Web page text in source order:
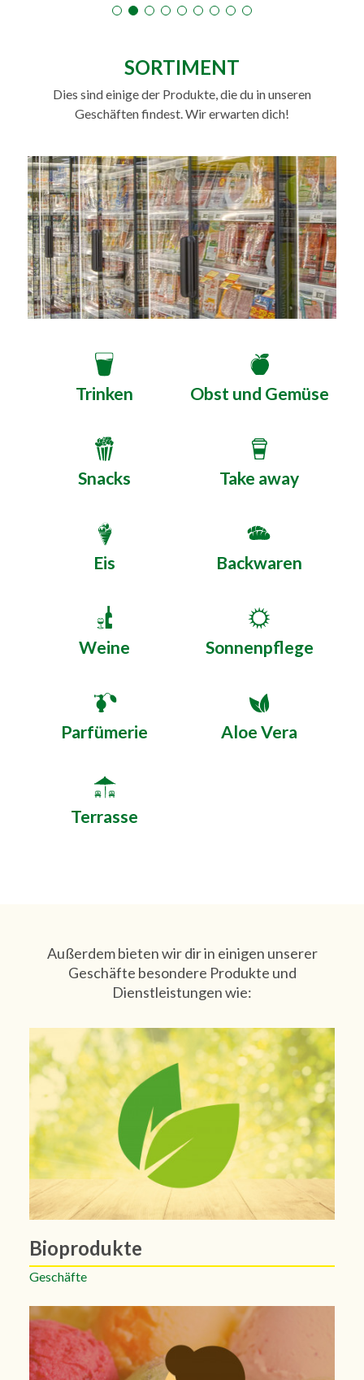
SORTIMENT
Dies sind einige der Produkte, die du in unseren
Geschäften findest. Wir erwarten dich!
Trinken Obst und Gemüse
Snacks Take away
Eis Backwaren
Weine Sonnenpflege
Parfümerie Aloe Vera
Terrasse
Außerdem bieten wir dir in einigen unserer
Geschäfte besondere Produkte und
Dienstleistungen wie:
Bioprodukte
Geschäfte